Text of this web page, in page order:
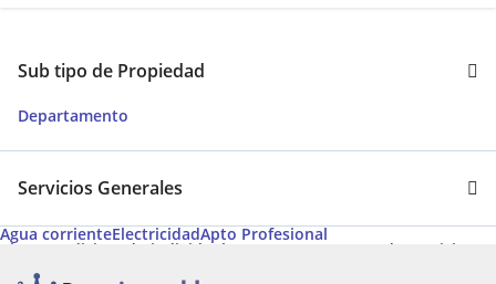
Sub tipo de Propiedad
Departamento
Servicios Generales
Agua corrienteElectricidadApto Profesional
Aire acondicionado individual Ascensores de servicio